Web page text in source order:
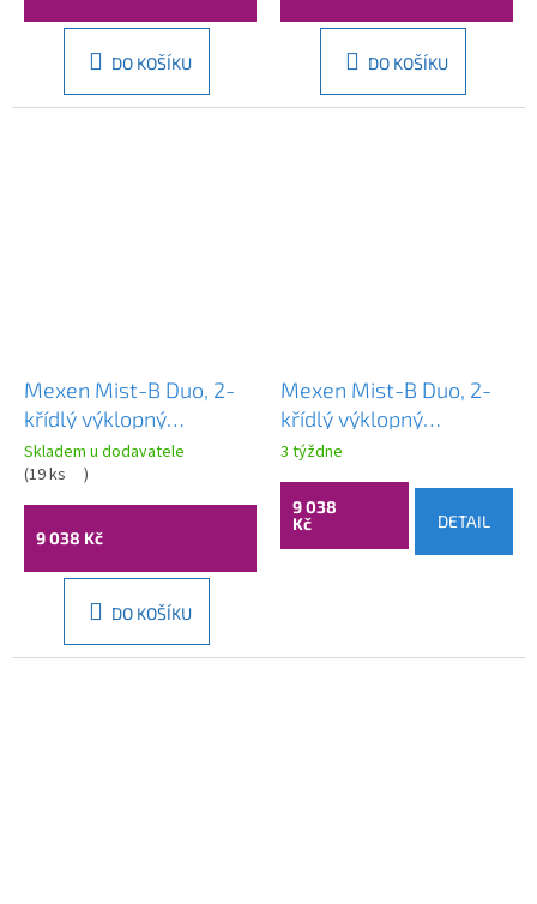
DO KOŠÍKU DO KOŠÍKU
Mexen Mist-B Duo, 2-
křídlý ​​výklopný
sprchový kout 90 x 80
cm, čiré sklo, zlatý
lesklý profil, 8A2-090-
080-50-00
Skladem u dodavatele
(19 ks )
9 038 Kč
DO KOŠÍKU
Mexen Mist-B Duo, 2-
křídlý ​​výklopný
sprchový kout 90 x 80
cm, čiré sklo, měděný
matný profil, 8A2-090-
080-65-00
3 týždne
9 038
Kč
DETAIL